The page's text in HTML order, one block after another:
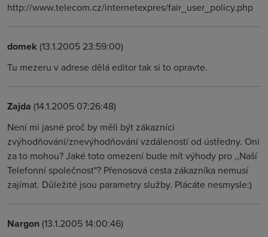
http://www.telecom.cz/internetexpres/fair_user_policy.php
domek (13.1.2005 23:59:00)
Tu mezeru v adrese dělá editor tak si to opravte.
Zajda (14.1.2005 07:26:48)
Není mi jasné proč by měli být zákazníci
zvýhodňování/znevýhodňování vzdáleností od ústředny. Oni
za to mohou? Jaké toto omezení bude mít výhody pro ,,Naší
Telefonní společnost"? Přenosová cesta zákazníka nemusí
zajímat. Důležité jsou parametry služby. Plácáte nesmysle:)
Nargon(13.1.2005 14:00:46)